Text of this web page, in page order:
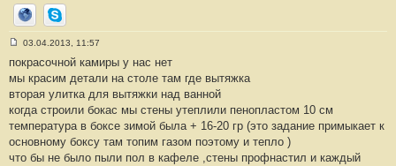
СайтSkype
о
б
щ
н
и
#
3
03.04.2013, 11:57
покрасочной камиры у нас нет
мы красим детали на столе там где вытяжка
вторая улитка для вытяжки над ванной
когда строили бокас мы стены утеплили пенопластом 10 см
температура в боксе зимой была + 16-20 гр (это задание примыкает к
основному боксу там топим газом поэтому и тепло )
что бы не было пыли пол в кафеле ,стены профнастил и каждый